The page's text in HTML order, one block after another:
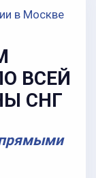
в Москве
ВСЕЙ
СНГ